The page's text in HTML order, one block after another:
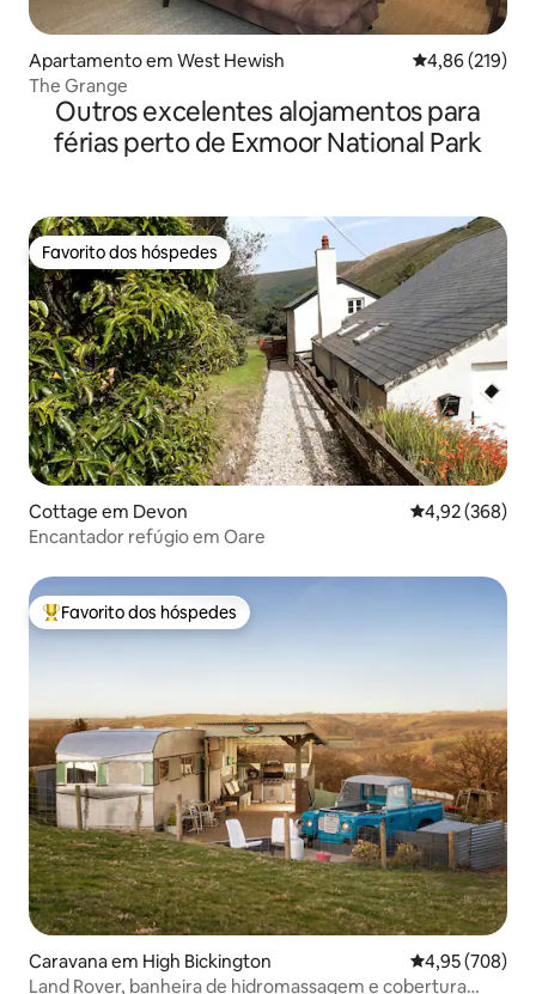
Apartamento em West Hewish Classificação
4,86 (219)
The Grange
Outros excelentes alojamentos para
férias perto de Exmoor National Park
Favorito dos hóspedes
Favorito dos hóspedes
Cottage em Devon Classificação
4,92 (368)
Encantador refúgio em Oare
Favoritos dos hóspedes mais apreciados
Favorito dos hóspedes
Caravana em High Bickington Classificação
4,95 (708)
Land Rover, banheira de hidromassagem e cobertura